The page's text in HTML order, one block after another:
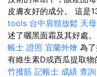
皮膚友好的成分。 這是
tools 台中肩頸放鬆 天
述了曬黑面霜及其好處。
帳士 證照 宜蘭外燴 為
有維生素D或西瓜提取物
竹撥筋 記帳士 成績 查詢